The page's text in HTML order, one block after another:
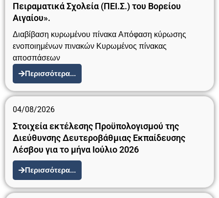
Πειραματικά Σχολεία (ΠΕΙ.Σ.) του Βορείου
Αιγαίου».
Διαβίβαση κυρωμένου πίνακα Απόφαση κύρωσης
ενοποιημένων πινακών Κυρωμένος πίνακας
αποσπάσεων
Περισσότερα...
04/08/2026
Στοιχεία εκτέλεσης Προϋπολογισμού της
Διεύθυνσης Δευτεροβάθμιας Εκπαίδευσης
Λέσβου για το μήνα Ιούλιο 2026
Περισσότερα...